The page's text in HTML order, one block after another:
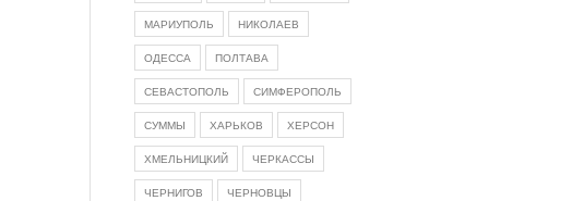
МАРИУПОЛЬ НИКОЛАЕВ
ОДЕССА ПОЛТАВА
СЕВАСТОПОЛЬ СИМФЕРОПОЛЬ
СУММЫ ХАРЬКОВ ХЕРСОН
ХМЕЛЬНИЦКИЙ ЧЕРКАССЫ
ЧЕРНИГОВ ЧЕРНОВЦЫ